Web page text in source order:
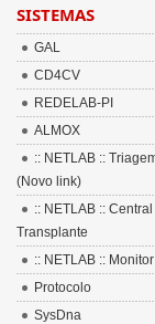
SISTEMAS
GAL
CD4CV
REDELAB-PI
ALMOX
:: NETLAB ::
(Novo link)
:: NETLAB :: Central
Transplante
:: NETLAB ::
Protocolo
SysDna